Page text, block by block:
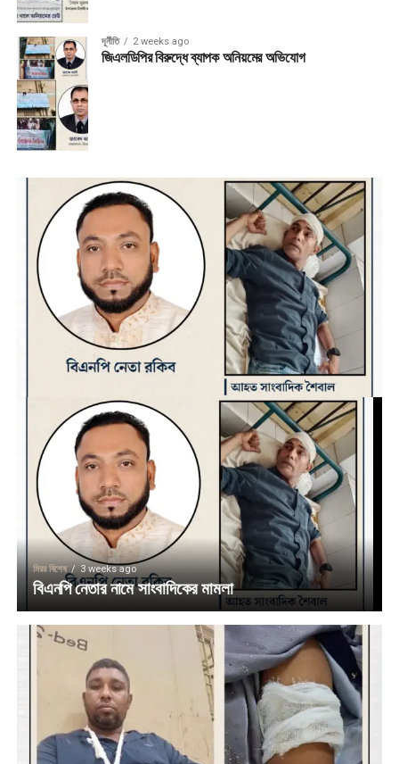
দূর্নীতি 2 weeks ago
জিএলডিপির বিরুদ্ধে ব্যাপক অনিয়মের অভিযোগ
মিরর বিশেষ 3 weeks ago
বিএনপি নেতার নামে সাংবাদিকের মামলা